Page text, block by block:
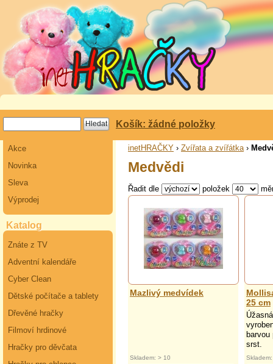
Košík: žádné položky
Akce
Novinka
Sleva
Výprodej
Katalog
Znáte z TV
Adventní kalendáře
Cyber Clean
Dětské počítače a tablety
Dřevěné hračky
Filmoví hrdinové
Hračky pro děvčata
inetHRAČKY › Zvířata a zvířátka›
Medvědi
Řadit dle položek
Mazlivý medvídek
Skladem: > 10
25 cm
barvou
srst.